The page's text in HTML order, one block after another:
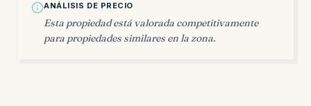
ANÁLISIS DE PRECIO
Esta propiedad está valorada competitivamente
para propiedades similares en la zona.